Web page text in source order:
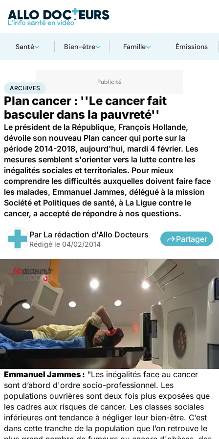
Santé Bien-être Famille Émissions
AccueilSantéSociété Santé publiqueArchives
ARCHIVES
Plan cancer : ''Le cancer fait
basculer dans la pauvreté''
Le président de la République, François Hollande,
dévoile son nouveau Plan cancer qui porte sur la
période 2014-2018, aujourd'hui, mardi 4 février. Les
mesures semblent s'orienter vers la lutte contre les
inégalités sociales et territoriales. Pour mieux
comprendre les difficultés auxquelles doivent faire face
les malades, Emmanuel Jammes, délégué à la mission
Société et Politiques de santé, à La Ligue contre le
cancer, a accepté de répondre à nos questions.
Par La rédaction d'Allo Docteurs
Rédigé le 04/02/2014
Partager
Emmanuel Jammes : "Les inégalités face au cancer
sont d’abord d'ordre socio-professionnel. Les
populations ouvrières sont deux fois plus exposées que
les cadres aux risques de cancer. Les classes sociales
inférieures ont tendance à négliger leur bien-être. C’est
dans cette tranche de la population que l’on retrouve le